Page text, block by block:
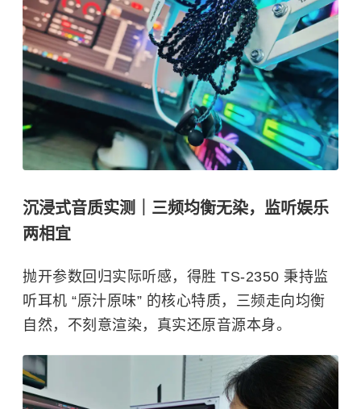
沉浸式音质实测｜三频均衡无染，监听娱乐
两相宜
抛开参数回归实际听感，得胜 TS-2350 秉持监
听耳机 “原汁原味” 的核心特质，三频走向均衡
自然，不刻意渲染，真实还原音源本身。